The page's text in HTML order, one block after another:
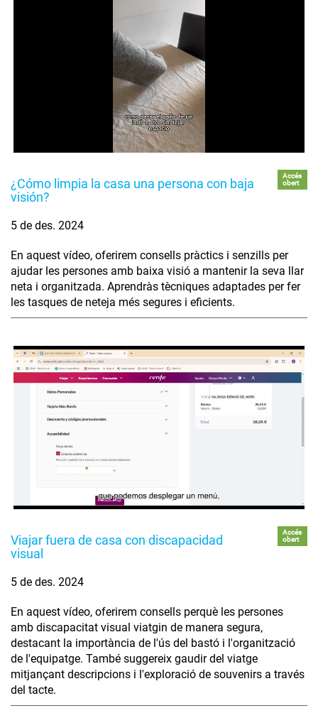
¿Cómo limpia la casa una persona con baja
visión?
Accés
obert
5 de des. 2024
En aquest vídeo, oferirem consells pràctics i senzills per
ajudar les persones amb baixa visió a mantenir la seva llar
neta i organitzada. Aprendràs tècniques adaptades per fer
les tasques de neteja més segures i eficients.
Viajar fuera de casa con discapacidad
visual
Accés
obert
5 de des. 2024
En aquest vídeo, oferirem consells perquè les persones
amb discapacitat visual viatgin de manera segura,
destacant la importància de l'ús del bastó i l'organització
de l'equipatge. També suggereix gaudir del viatge
mitjançant descripcions i l'exploració de souvenirs a través
del tacte.